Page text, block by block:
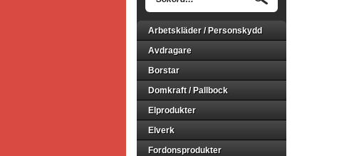
Arbetskläder / Personskydd
Avdragare
Borstar
Domkraft / Pallbock
Elprodukter
Elverk
Fordonsprodukter